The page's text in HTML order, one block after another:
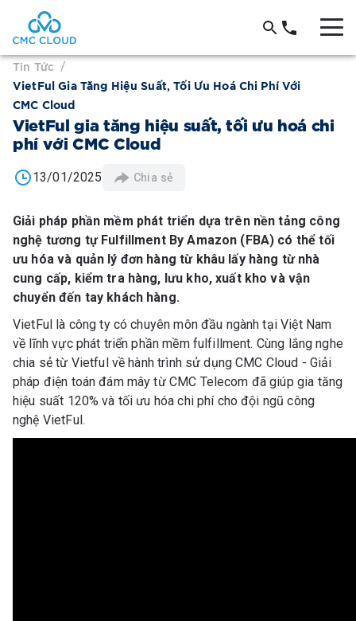
Tin Tức /
VietFul Gia Tăng Hiệu Suất, Tối Ưu Hoá Chi Phí Với
CMC Cloud
VietFul gia tăng hiệu suất, tối ưu hoá chi
phí với CMC Cloud
13/01/2025 Chia sẻ
Giải pháp phần mềm phát triển dựa trên nền tảng công
nghệ tương tự Fulfillment By Amazon (FBA) có thể tối
ưu hóa và quản lý đơn hàng từ khâu lấy hàng từ nhà
cung cấp, kiểm tra hàng, lưu kho, xuất kho và vận
chuyển đến tay khách hàng.
VietFul là công ty có chuyên môn đầu ngành tại Việt Nam
về lĩnh vực phát triển phần mềm fulfillment. Cùng lắng nghe
chia sẻ từ Vietful về hành trình sử dụng CMC Cloud - Giải
pháp điện toán đám mây từ CMC Telecom đã giúp gia tăng
hiệu suất 120% và tối ưu hóa chi phí cho đội ngũ công
nghệ VietFul.